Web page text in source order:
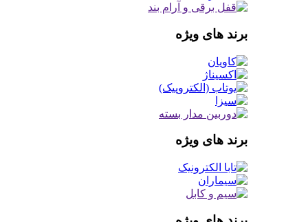
برند های ویژه
برند های ویژه